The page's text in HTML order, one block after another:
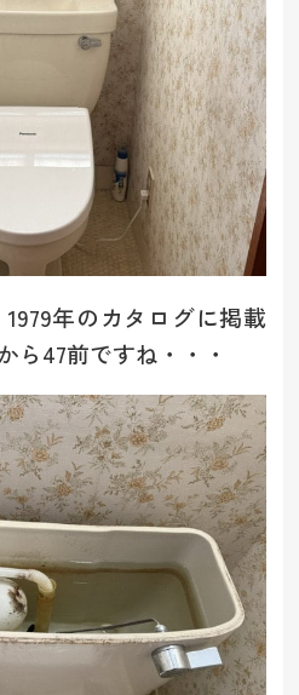
年のカタログに掲載
ら47前ですね・・・